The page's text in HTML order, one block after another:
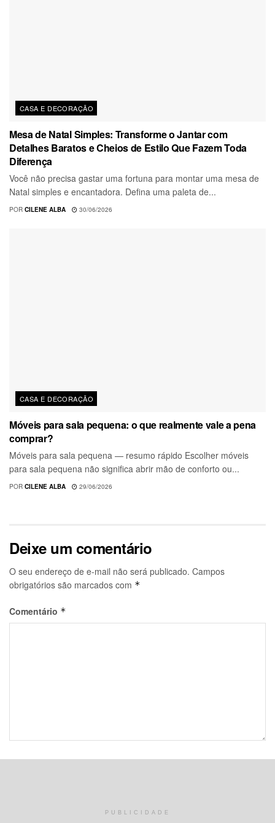
CASA E DECORAÇÃO
Mesa de Natal Simples: Transforme o Jantar com
Detalhes Baratos e Cheios de Estilo Que Fazem Toda
Diferença
Você não precisa gastar uma fortuna para montar uma mesa de
Natal simples e encantadora. Defina uma paleta de...
POR CILENE ALBA 30/06/2026
CASA E DECORAÇÃO
Móveis para sala pequena: o que realmente vale a pena
comprar?
Móveis para sala pequena — resumo rápido Escolher móveis
para sala pequena não significa abrir mão de conforto ou...
POR CILENE ALBA 29/06/2026
Deixe um comentário
O seu endereço de e-mail não será publicado. Campos
obrigatórios são marcados com *
Comentário *
Nome
PUBLICIDADE